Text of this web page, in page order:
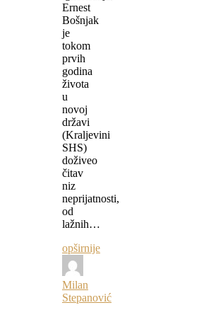
Ernest
Bošnjak
je
tokom
prvih
godina
života
u
novoj
državi
(Kraljevini
SHS)
doživeo
čitav
niz
neprijatnosti,
od
lažnih…
opširnije
Milan
Stepanović